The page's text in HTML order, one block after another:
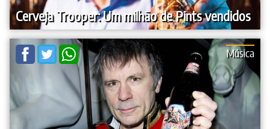
Cerveja Trooper: Um milhão de Pints vendidos
Música